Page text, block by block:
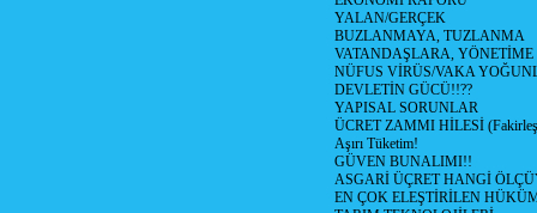
YALAN/GERÇEK
BUZLANMAYA, TUZLANMA
VATANDAŞLARA,
NÜFUS VİRÜS/VAKA
DEVLETİN GÜCÜ!!??
YAPISAL SORUNLAR
ÜCRET ZAMMI HİLESİ
Aşırı Tüketim!
GÜVEN BUNALIMI!!
ASGARİ ÜÇRET HANGİ
EN ÇOK ELEŞTİRİLEN